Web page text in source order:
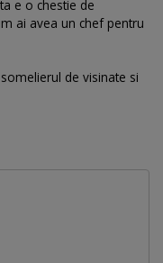
e o chestie de
ai avea un chef pentru
de visinate si